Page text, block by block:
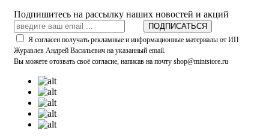
Подпишитесь на рассылку наших новостей и акций
ПОДПИСАТЬСЯ
Я согласен получать рекламные и информационные материалы от ИП
Журавлев Андрей Васильевич на указанный email.
Вы можете отозвать своё согласие, написав на почту shop@mintstore.ru